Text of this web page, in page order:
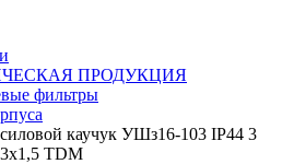
ПРОДУКЦИЯ
фильтры
каучук УШз16-103 IP44 3
TDM